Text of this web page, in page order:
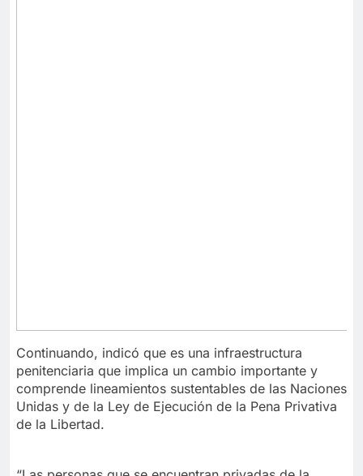
Continuando, indicó que es una infraestructura
penitenciaria que implica un cambio importante y
comprende lineamientos sustentables de las Naciones
Unidas y de la Ley de Ejecución de la Pena Privativa
de la Libertad.